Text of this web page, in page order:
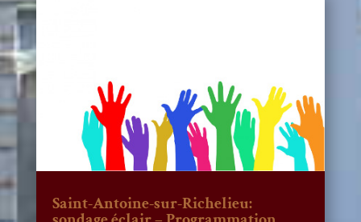
Saint-Antoine-sur-Richelieu: